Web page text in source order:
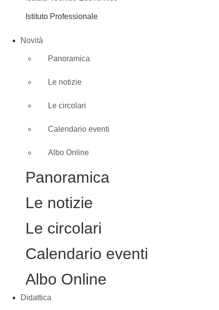
Istituto Professionale
Novità
Panoramica
Le notizie
Le circolari
Calendario eventi
Albo Online
Panoramica
Le notizie
Le circolari
Calendario eventi
Albo Online
Didattica